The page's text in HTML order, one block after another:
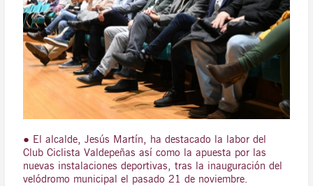
● El alcalde, Jesús Martín, ha destacado la labor del
Club Ciclista Valdepeñas así como la apuesta por las
nuevas instalaciones deportivas, tras la inauguración del
velódromo municipal el pasado 21 de noviembre.